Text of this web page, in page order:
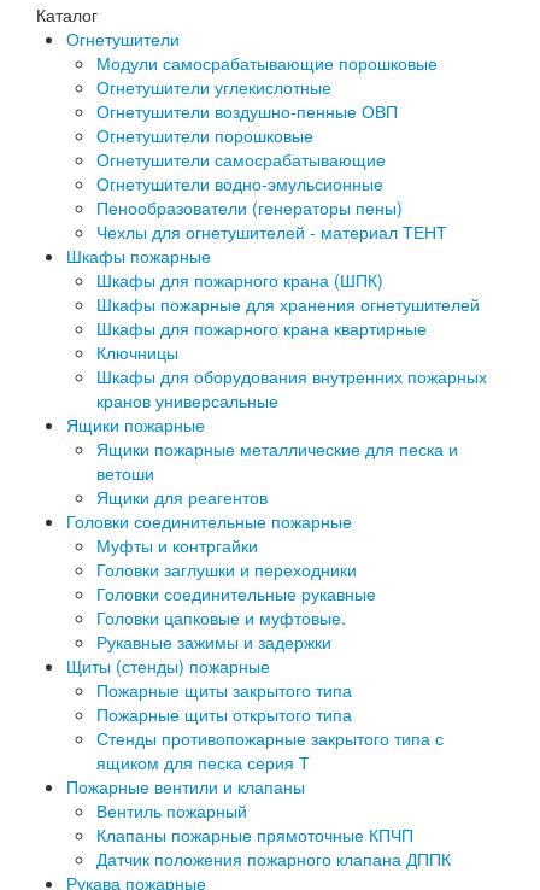
Каталог
Огнетушители
Модули самосрабатывающие порошковые
Огнетушители углекислотные
Огнетушители воздушно-пенные ОВП
Огнетушители порошковые
Огнетушители самосрабатывающие
Огнетушители водно-эмульсионные
Пенообразователи (генераторы пены)
Чехлы для огнетушителей - материал ТЕНТ
Шкафы пожарные
Шкафы для пожарного крана (ШПК)
Шкафы пожарные для хранения огнетушителей
Шкафы для пожарного крана квартирные
Ключницы
Шкафы для оборудования внутренних пожарных
кранов универсальные
Ящики пожарные
Ящики пожарные металлические для песка и
ветоши
Ящики для реагентов
Головки соединительные пожарные
Муфты и контргайки
Головки заглушки и переходники
Головки соединительные рукавные
Головки цапковые и муфтовые.
Рукавные зажимы и задержки
Щиты (стенды) пожарные
Пожарные щиты закрытого типа
Пожарные щиты открытого типа
Стенды противопожарные закрытого типа с
ящиком для песка серия Т
Пожарные вентили и клапаны
Вентиль пожарный
Клапаны пожарные прямоточные КПЧП
Датчик положения пожарного клапана ДППК
Рукава пожарные